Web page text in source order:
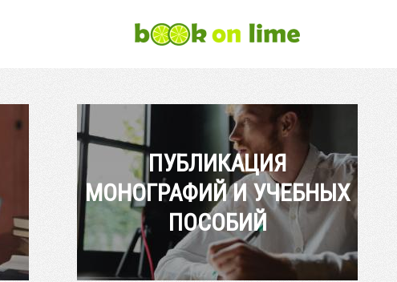
ПУБЛИКАЦИЯ
МОНОГРАФИЙ И УЧЕБНЫХ
ПОСОБИЙ